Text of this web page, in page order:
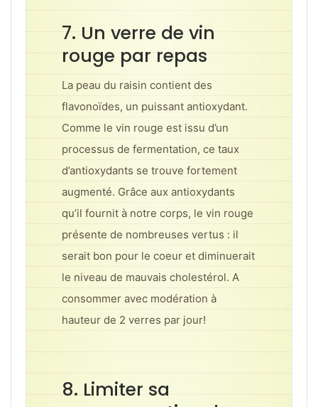
7. Un verre de vin
rouge par repas
La peau du raisin contient des
flavonoïdes, un puissant antioxydant.
Comme le vin rouge est issu d’un
processus de fermentation, ce taux
d’antioxydants se trouve fortement
augmenté. Grâce aux antioxydants
qu’il fournit à notre corps, le vin rouge
présente de nombreuses vertus : il
serait bon pour le coeur et diminuerait
le niveau de mauvais cholestérol. A
consommer avec modération à
hauteur de 2 verres par jour!
8. Limiter sa